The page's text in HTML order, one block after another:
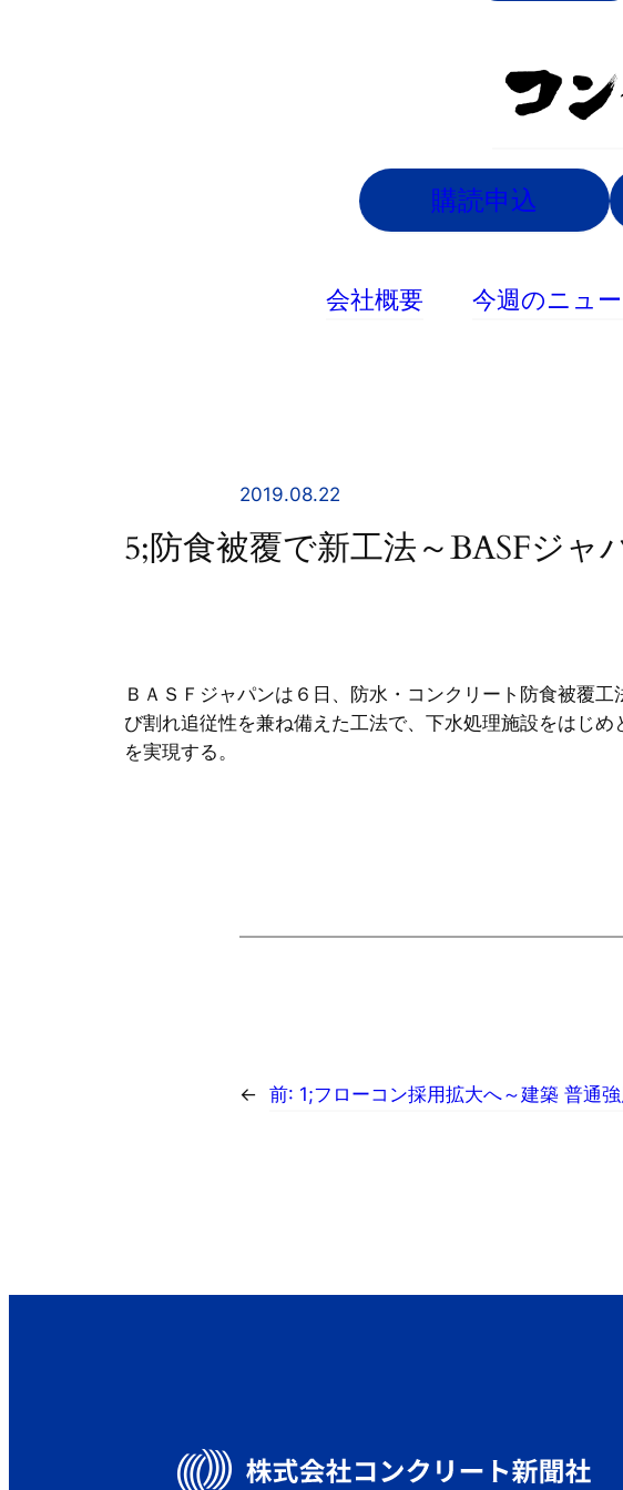
購読申込
会社概要 今週のニュ
2019.08.22
5;防食被覆で新工法～BASFジャ
ＢＡＳＦジャパンは６日、防水・コンクリート防食被覆
び割れ追従性を兼ね備えた工法で、下水処理施設をはじ
を実現する。
← 前: 1;フローコン採用拡大へ～建築 普通